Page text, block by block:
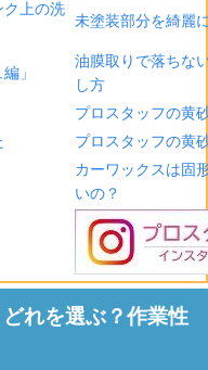
ク上の洗
未塗装部分を綺麗
」
油膜取りで落ちな
し方
プロスタッフの黄
プロスタッフの黄
カーワックスは固
いの？
れを選ぶ？作業性